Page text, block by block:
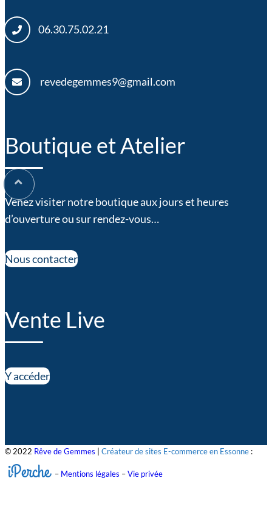
06.30.75.02.21
revedegemmes9@gmail.com
Boutique et Atelier
Venez visiter notre boutique aux jours et heures
d’ouverture ou sur rendez-vous…
Nous contacter
Vente Live
Y accéder
© 2022 Rêve de Gemmes Créateur de sites E-commerce en Essonne :
iPerche – Mentions légales –Vie privée